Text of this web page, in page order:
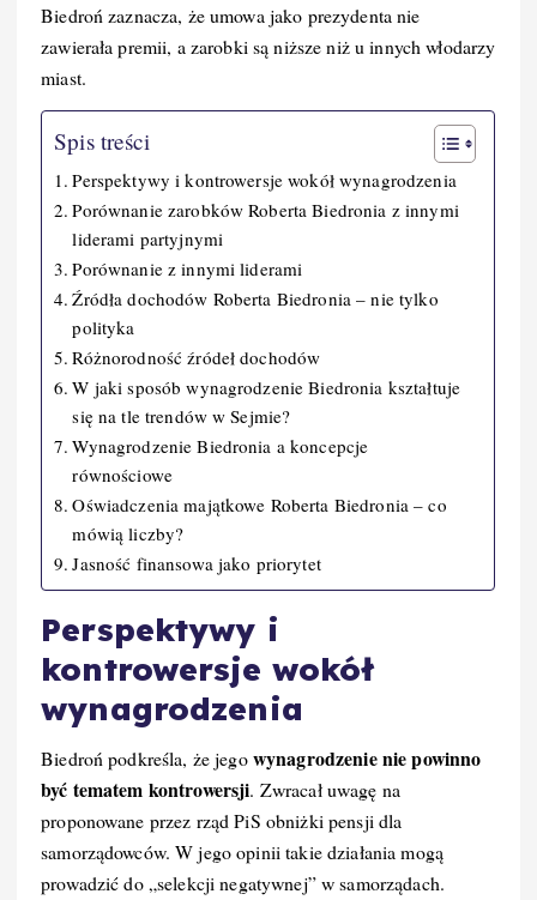
Biedroń zaznacza, że umowa jako prezydenta nie
zawierała premii, a zarobki są niższe niż u innych włodarzy
miast.
Spis treści
Perspektywy i kontrowersje wokół wynagrodzenia
Porównanie zarobków Roberta Biedronia z innymi
liderami partyjnymi
Porównanie z innymi liderami
Źródła dochodów Roberta Biedronia – nie tylko
polityka
Różnorodność źródeł dochodów
W jaki sposób wynagrodzenie Biedronia kształtuje
się na tle trendów w Sejmie?
Wynagrodzenie Biedronia a koncepcje
równościowe
Oświadczenia majątkowe Roberta Biedronia – co
mówią liczby?
Jasność finansowa jako priorytet
Perspektywy i
kontrowersje wokół
wynagrodzenia
Biedroń podkreśla, że jegowynagrodzenie nie powinno
być tematem kontrowersji. Zwracał uwagę na
proponowane przez rząd PiS obniżki pensji dla
samorządowców. W jego opinii takie działania mogą
prowadzić do „selekcji negatywnej” w samorządach.